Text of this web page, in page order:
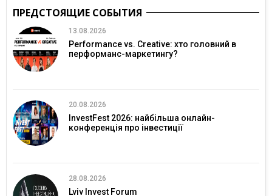
ПРЕДСТОЯЩИЕ СОБЫТИЯ
13.08.2026
Performance vs. Creative: хто головний в
перформанс-маркетингу?
20.08.2026
InvestFest 2026: найбільша онлайн-
конференція про інвестиції
28.08.2026
Lviv Invest Forum